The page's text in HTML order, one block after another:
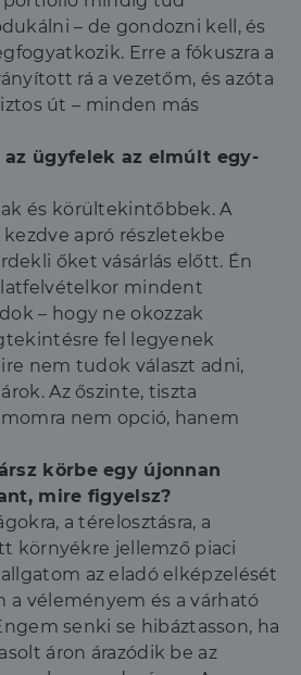
– de gondozni kell, és
Erre a fókuszra a
rá a vezetőm, és azóta
út – minden más
ügyfelek az elmúlt egy-
és körültekintőbbek. A
apró részletekbe
őket vásárlás előtt. Én
mindent
– hogy ne okozzak
fel legyenek
nem tudok választ adni,
Az őszinte, tiszta
nem opció, hanem
körbe egy újonnan
mire figyelsz?
a térelosztásra, a
környékre jellemző piaci
az eladó elképzelését
a véleményem és a várható
senki se hibáztasson, ha
áron árazódik be az